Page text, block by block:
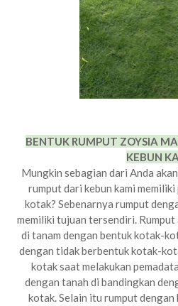
BENTUK RUMPUT ZOYSIA
KEBUN
Mungkin sebagian dari Anda
rumput dari kebun kami
kotak? Sebenarnya rumput
memiliki tujuan tersendiri.
di tanam dengan bentuk kotak-
dengan tidak berbentuk kotak-
kotak saat melakukan
dengan tanah di bandingkan
kotak. Selain itu rumput